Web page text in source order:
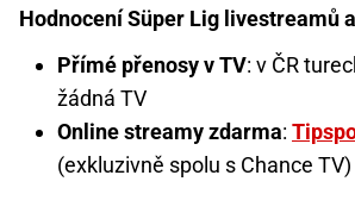
Hodnocení Süper Lig livestreamů
Přímé přenosy v TV: v ČR
žádná TV
Online streamy zdarma:
(exkluzivně spolu s Chance TV)